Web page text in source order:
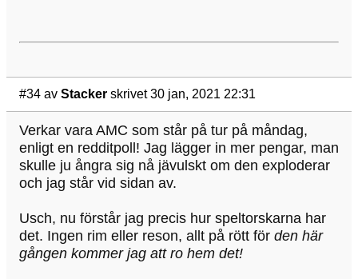
#34 av Stacker skrivet 30 jan, 2021 22:31
Verkar vara AMC som står på tur på måndag,
enligt en redditpoll! Jag lägger in mer pengar, man
skulle ju ångra sig nå jävulskt om den exploderar
och jag står vid sidan av.
Usch, nu förstår jag precis hur speltorskarna har
det. Ingen rim eller reson, allt på rött för den här
gången kommer jag att ro hem det!